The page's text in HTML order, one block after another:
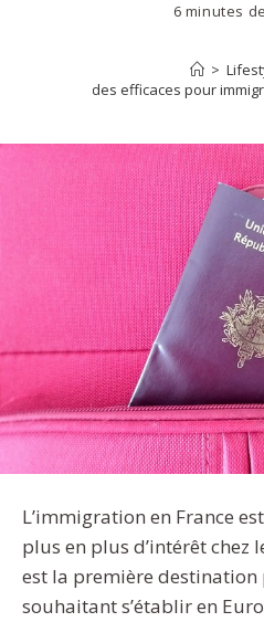
6 minutes
>
5 méthodes efficaces pour
L’immigration en France
plus en plus d’intérêt chez
est la première
souhaitant s’établir en